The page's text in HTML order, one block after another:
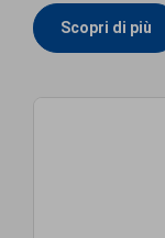
Scopri di più